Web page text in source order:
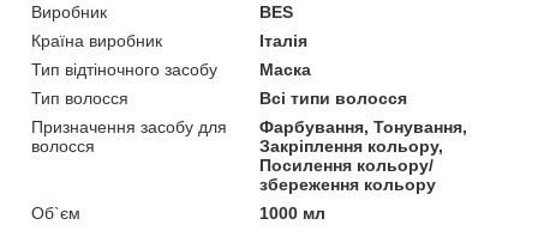
Виробник
BES
Країна виробник
Італія
Тип відтіночного засобу
Маска
Тип волосся
Всі типи волосся
Призначення засобу для
волосся
Фарбування, Тонування,
Закріплення кольору,
Посилення кольору/
збереження кольору
Об`єм
1000 мл